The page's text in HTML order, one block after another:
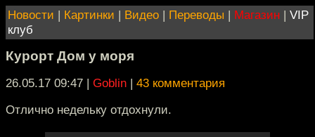
Новости | Картинки | Видео | Переводы | Магазин | VIP
клуб
Курорт Дом у моря
26.05.17 09:47 | Goblin | 43 комментария
Отлично недельку отдохнули.